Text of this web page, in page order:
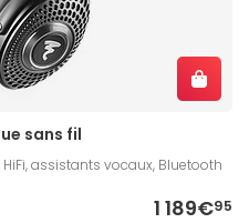
sans fil
assistants vocaux, Bluetooth
1 189€95